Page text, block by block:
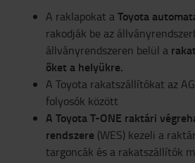
A raklapokat aToyota
rakodják be az
állványrendszeren belül a
őket a helyükre.
A Toyota rakatszállítókat az
folyosók között
A Toyota T-ONE raktári
rendszere (WES) kezeli a
targoncák és a rakatszállítók